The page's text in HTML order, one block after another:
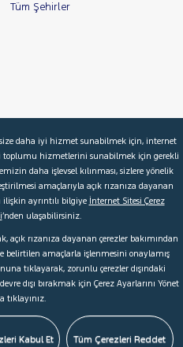
Tüm Şehirler
Hakkımızda
S.S.S.
daha iyi hizmet sunabilmek için, internet
toplumu hizmetlerini sunabilmek için gerekli
daha işlevsel kılınması, sizlere yönelik
amaçlarıyla açık rızanıza dayanan
ayrıntılı bilgiye İnternet Sitesi Çerez
’nden ulaşabilirsiniz.
rızanıza dayanan çerezler bakımından
belirtilen amaçlarla işlenmesini onaylamış
tıklayarak, zorunlu çerezler dışındaki
dışı bırakmak için Çerez Ayarlarını Yönet
tıklayınız.
Kabul Et Tüm Çerezleri Reddet